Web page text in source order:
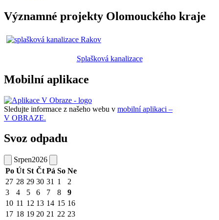
Významné projekty Olomouckého kraje
Splašková kanalizace
Mobilní aplikace
Sledujte informace z našeho webu v mobilní aplikaci –
V OBRAZE.
Svoz odpadu
Srpen2026
Po Út St Čt Pá So Ne
27 28 29 30 31 1
2
3
4 5 6 7 8
9
10 11 12 13 14 15 16
17 18 19 20 21 22 23